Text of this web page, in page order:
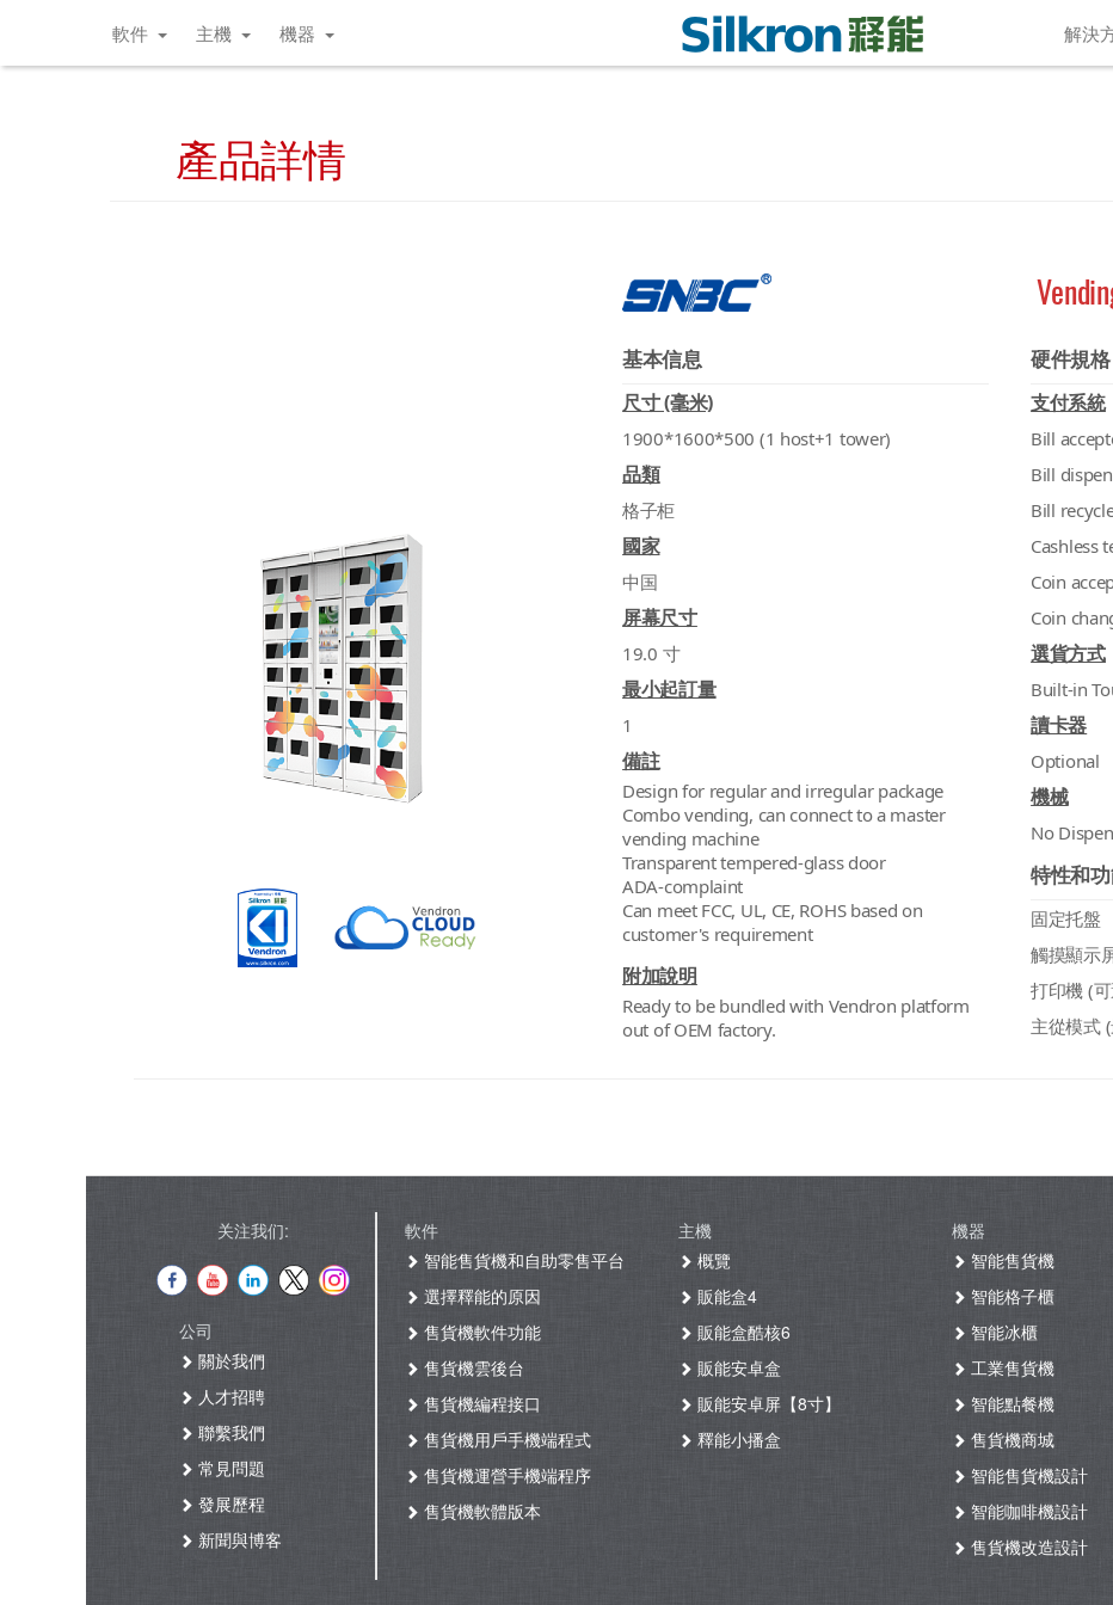
軟件 主機 機器 解決
產品詳情
基本信息
尺寸 (毫米)
1900*1600*500 (1 host+1 tower)
品類
格子柜
國家
中国
屏幕尺寸
19.0 寸
最小起訂量
1
備註
Design for regular and irregular package
Combo vending, can connect to a master
vending machine
Transparent tempered-glass door
ADA-complaint
Can meet FCC, UL, CE, ROHS based on
customer's requirement
附加說明
Ready to be bundled with Vendron platform
out of OEM factory.
硬件規格
支付系統
Bill
Bill
Bill
Cashless
Coin
Coin
選貨方式
Built-in
讀卡器
Optional
機械
No
特性和
固定托盤
觸摸顯示
打印機 (
主從模式
关注我们:
公司
關於我們
人才招聘
聯繫我們
常見問題
發展歷程
新聞與博客
軟件
智能售貨機和自助零售平台
選擇釋能的原因
售貨機軟件功能
售貨機雲後台
售貨機編程接口
售貨機用戶手機端程式
售貨機運營手機端程序
售貨機軟體版本
主機
概覽
販能盒4
販能盒酷核6
販能安卓盒
販能安卓屏【8寸】
釋能小播盒
機器
智能售貨機
智能格子櫃
智能冰櫃
工業售貨機
智能點餐機
售貨機商城
智能售貨機設計
智能咖啡機設計
售貨機改造設計